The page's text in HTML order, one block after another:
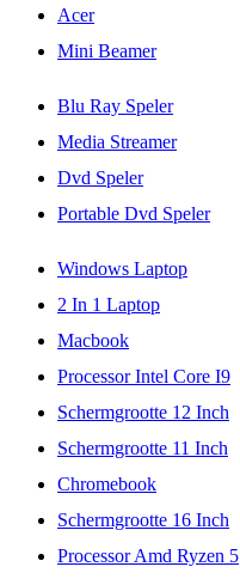
Acer
Mini Beamer
Blu Ray Speler
Media Streamer
Dvd Speler
Portable Dvd Speler
Windows Laptop
2 In 1 Laptop
Macbook
Processor Intel Core I9
Schermgrootte 12 Inch
Schermgrootte 11 Inch
Chromebook
Schermgrootte 16 Inch
Processor Amd Ryzen 5